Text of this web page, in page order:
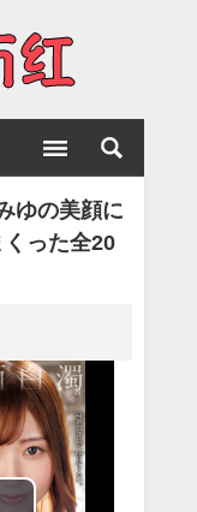
ゆの美顔に
った全20